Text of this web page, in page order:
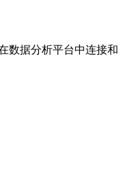
数据分析平台中连接和